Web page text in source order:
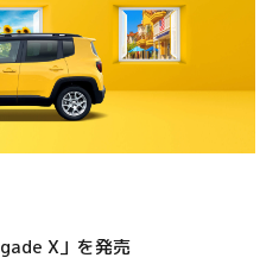
X」を発売